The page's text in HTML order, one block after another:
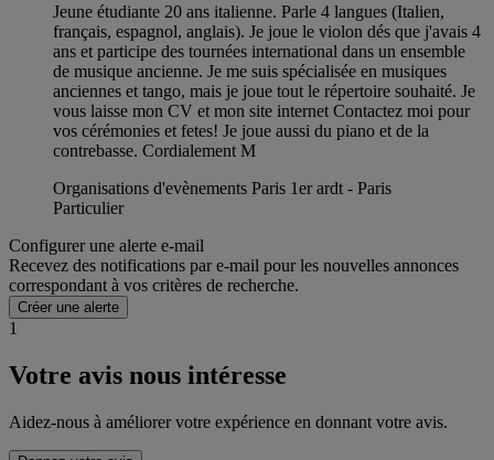
Jeune étudiante 20 ans italienne. Parle 4 langues (Italien,
français, espagnol, anglais). Je joue le violon dés que j'avais 4
ans et participe des tournées international dans un ensemble
de musique ancienne. Je me suis spécialisée en musiques
anciennes et tango, mais je joue tout le répertoire souhaité. Je
vous laisse mon CV et mon site internet Contactez moi pour
vos cérémonies et fetes! Je joue aussi du piano et de la
contrebasse. Cordialement M
Organisations d'evènements Paris 1er ardt - Paris
Particulier
Configurer une alerte e-mail
Recevez des notifications par e-mail pour les nouvelles annonces
correspondant à vos critères de recherche.
Créer une alerte
1
Votre avis nous intéresse
Aidez-nous à améliorer votre expérience en donnant votre avis.